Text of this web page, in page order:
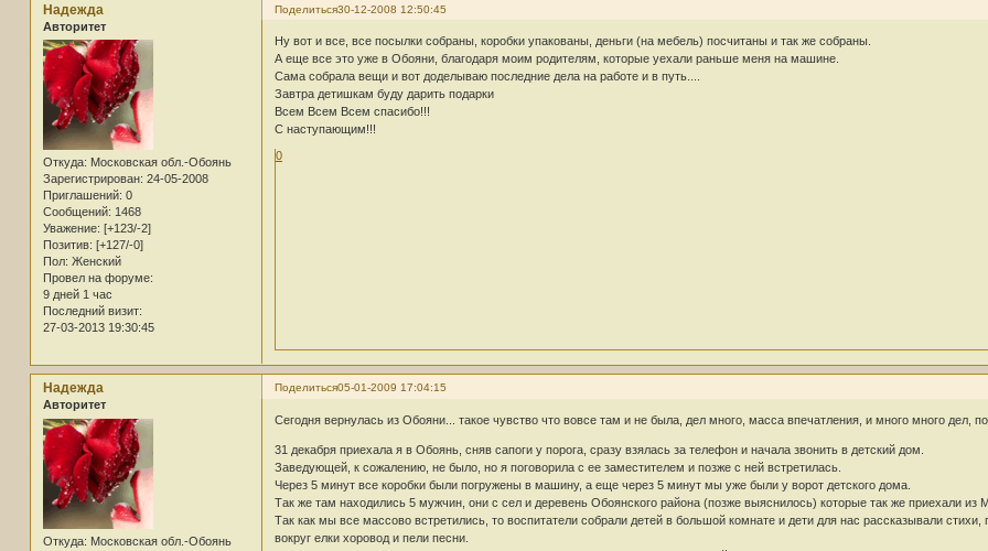
Поделиться30-12-2008 12:50:45
Надежда
Авторитет
Откуда: Московская обл.-Обоянь
Зарегистрирован: 24-05-2008
Приглашений: 0
Сообщений: 1468
Уважение: [+123/-2]
Позитив: [+127/-0]
Пол: Женский
Провел на форуме:
9 дней 1 час
Последний визит:
27-03-2013 19:30:45
Ну вот и все, все посылки собраны, коробки упакованы, деньги (на мебель) посчитаны и так же собраны.
А еще все это уже в Обояни, благодаря моим родителям, которые уехали раньше меня на машине.
Сама собрала вещи и вот доделываю последние дела на работе и в путь....
Завтра детишкам буду дарить подарки
Всем Всем Всем спасибо!!!
С наступающим!!!
0
Поделиться05-01-2009 17:04:15
Надежда
Авторитет
Откуда: Московская обл.-Обоянь
Сегодня вернулась из Обояни... такое чувство что вовсе там и не была, дел много, масса впечатления, и много много дел,
31 декабря приехала я в Обоянь, сняв сапоги у порога, сразу взялась за телефон и начала звонить в детский дом.
Заведующей, к сожалению, не было, но я поговорила с ее заместителем и позже с ней встретилась.
Через 5 минут все коробки были погружены в машину, а еще через 5 минут мы уже были у ворот детского дома.
Так же там находились 5 мужчин, они с сел и деревень Обоянского района (позже выяснилось) которые так же приехали из
Так как мы все массово встретились, то воспитатели собрали детей в большой комнате и дети для нас рассказывали
вокруг елки хоровод и пели песни.